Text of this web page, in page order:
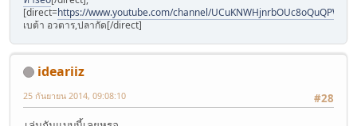
[direct=https://www.youtube.com/channel/
เบต้า อวตาร,ปลากัด[/direct]
ideariiz
#28
25 กันยายน 2014, 09:08:10